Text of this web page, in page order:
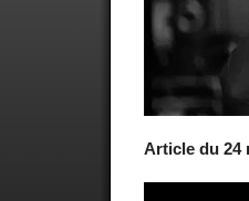
Article du 24